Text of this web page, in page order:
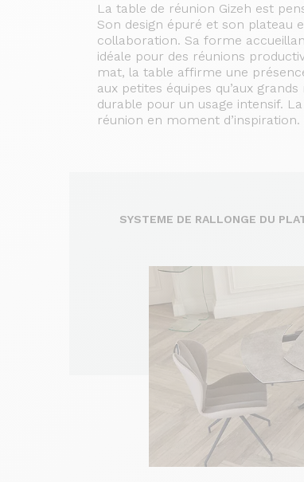
La table de réunion Gizeh est
Son design épuré et son plateau
collaboration. Sa forme
idéale pour des réunions
mat, la table affirme une
aux petites équipes qu’aux
durable pour un usage intensif.
réunion en moment d’inspiration.
SYSTEME DE RALLONGE DU